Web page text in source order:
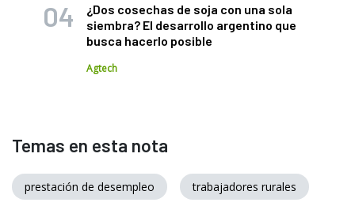
¿Dos cosechas de soja con una sola
siembra? El desarrollo argentino que
busca hacerlo posible
Agtech
Temas en esta nota
prestación de desempleo trabajadores rurales